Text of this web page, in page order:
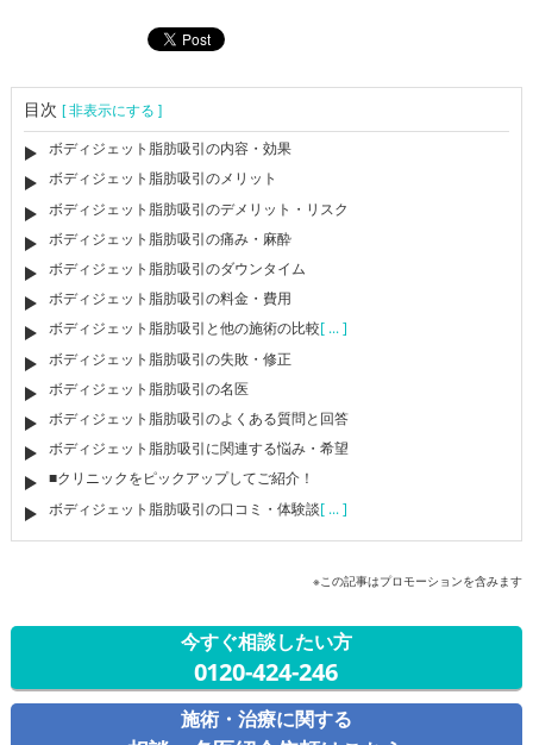
目次[ 非表示にする ]
ボディジェット脂肪吸引の内容・効果
ボディジェット脂肪吸引のメリット
ボディジェット脂肪吸引のデメリット・リスク
ボディジェット脂肪吸引の痛み・麻酔
ボディジェット脂肪吸引のダウンタイム
ボディジェット脂肪吸引の料金・費用
ボディジェット脂肪吸引と他の施術の比較[ ... ]
ボディジェット脂肪吸引の失敗・修正
ボディジェット脂肪吸引の名医
ボディジェット脂肪吸引のよくある質問と回答
ボディジェット脂肪吸引に関連する悩み・希望
■クリニックをピックアップしてご紹介！
ボディジェット脂肪吸引の口コミ・体験談[ ... ]
※この記事はプロモーションを含みます
今すぐ相談したい方
0120-424-246
施術・治療に関する